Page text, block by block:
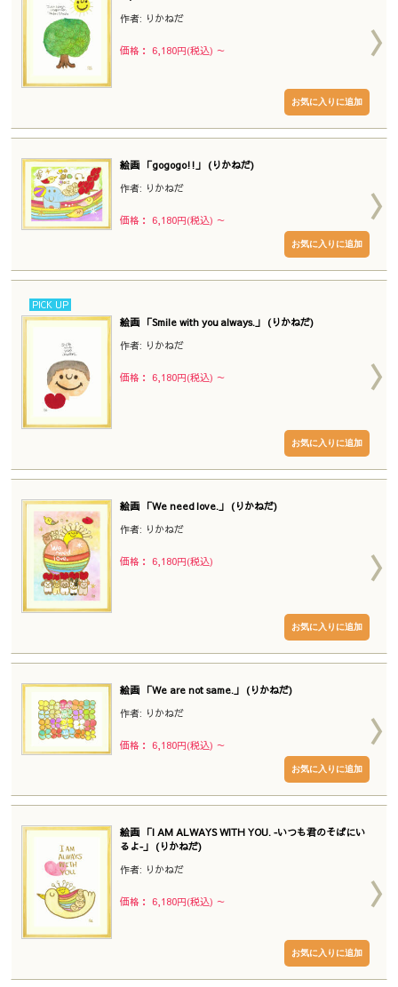
作者: りかねだ
価格： 6,180円(税込) ～
絵画 「gogogo!!」 (りかねだ)
作者: りかねだ
価格： 6,180円(税込) ～
PICK UP
絵画 「Smile with you always.」 (りかねだ)
作者: りかねだ
価格： 6,180円(税込) ～
絵画 「We need love.」 (りかねだ)
作者: りかねだ
価格： 6,180円(税込)
絵画 「We are not same.」 (りかねだ)
作者: りかねだ
価格： 6,180円(税込) ～
絵画 「I AM ALWAYS WITH YOU. ‐いつも君のそばにい
るよ‐」 (りかねだ)
作者: りかねだ
価格： 6,180円(税込) ～